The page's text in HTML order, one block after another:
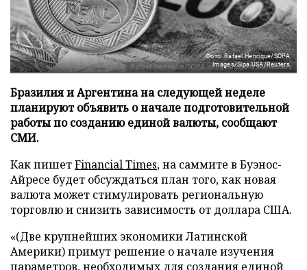
Фото: Rafael Henrique/SOPA
Images/Sipa USA/Reuters
Бразилия и Аргентина на следующей неделе
планируют объявить о начале подготовительной
работы по созданию единой валюты, сообщают
СМИ.
Как пишетFinancial Times, на саммите в Буэнос-
Айресе будет обсуждаться план того, как новая
валюта может стимулировать региональную
торговлю и снизить зависимость от доллара США.
«(Две крупнейших экономики Латинской
Америки) примут решение о начале изучения
параметров, необходимых для создания единой